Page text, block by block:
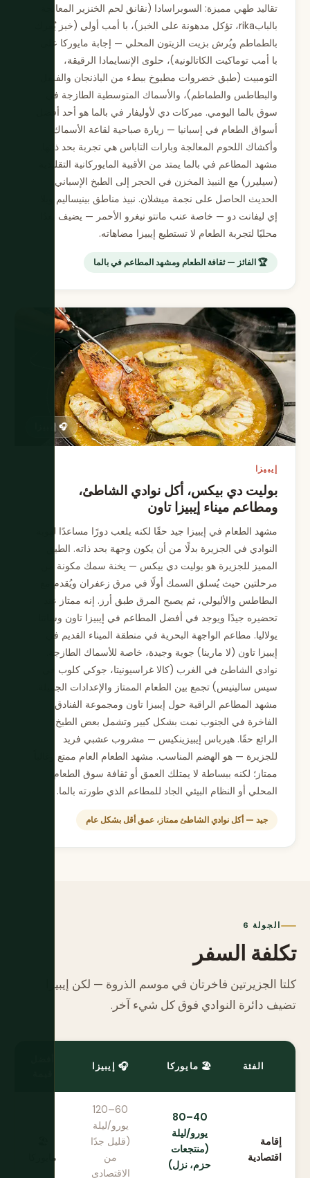
تقاليد طهي مميزة: السوبراسادا (نقانق لحم الخنزير المعالجة
بالبابrika، تؤكل مدهونة على الخبز)، با أمب أولي (خبز يُفرك
بالطماطم ويُرش بزيت الزيتون المحلي — إجابة مايوركا على
با أمب توماكيت الكاتالونية)، حلوى الإنسايمادا الرقيقة،
التومبيت (طبق خضروات مطبوخ ببطء من الباذنجان والفلفل
والبطاطس والطماطم)، والأسماك المتوسطية الطازجة في
سوق بالما اليومي. ميركات دي لأوليفار في بالما هو أحد أفضل
أسواق الطعام في إسبانيا — زيارة صباحية لقاعة الأسماك
وأكشاك اللحوم المعالجة وبارات التاباس هي تجربة بحد ذاتها.
مشهد المطاعم في بالما يمتد من الأقبية المايوركانية التقليدية
(سيليرز) مع النبيذ المخزن في الحجر إلى الطبخ الإسباني
الحديث الحاصل على نجمة ميشلان. نبيذ مناطق بينيساليم وبلا
إي ليفانت دو — خاصة عنب مانتو نيغرو الأحمر — يضيف بعدًا
محليًا لتجربة الطعام لا تستطيع إيبيزا مضاهاته.
🏆 الفائز — ثقافة الطعام ومشهد المطاعم في بالما
🎧 إيبيزا
إيبيزا
بوليت دي بيكس، أكل نوادي الشاطئ،
ومطاعم ميناء إيبيزا تاون
مشهد الطعام في إيبيزا جيد حقًا لكنه يلعب دورًا مساعدًا لهوية
النوادي في الجزيرة بدلًا من أن يكون وجهة بحد ذاته. الطبق
المميز للجزيرة هو بوليت دي بيكس — يخنة سمك مكونة من
مرحلتين حيث يُسلق السمك أولًا في مرق زعفران ويُقدم مع
البطاطس والأليولي، ثم يصبح المرق طبق أرز. إنه ممتاز عند
تحضيره جيدًا ويوجد في أفضل المطاعم في إيبيزا تاون وسانتا
يولاليا. مطاعم الواجهة البحرية في منطقة الميناء القديم في
إيبيزا تاون (لا مارينا) جوية وجيدة، خاصة للأسماك الطازجة.
نوادي الشاطئ في الغرب (كالا غراسيونيتا، جوكي كلوب في
سيس سالينيس) تجمع بين الطعام الممتاز والإعدادات الجميلة.
مشهد المطاعم الراقية حول إيبيزا تاون ومجموعة الفنادق
الفاخرة في الجنوب نمت بشكل كبير وتشمل بعض الطبخ
الرائع حقًا. هيرباس إيبيزينكيس — مشروب عشبي فريد
للجزيرة — هو الهضم المناسب. مشهد الطعام العام ممتع وغالباً
ممتاز؛ لكنه ببساطة لا يمتلك العمق أو ثقافة سوق الطعام
المحلي أو النظام البيئي الجاد للمطاعم الذي طورته بالما.
جيد — أكل نوادي الشاطئ ممتاز، عمق أقل بشكل عام
الجولة 6
تكلفة السفر
كلتا الجزيرتين فاخرتان في موسم الذروة — لكن إيبيزا
تضيف دائرة النوادي فوق كل شيء آخر.
الفئة 🏖️ مايوركا 🎧 إيبيزا
إقامة
اقتصادية
40–80
يورو/ليلة
(منتجعات
حزم، نزل)
60–120
يورو/ليلة
(قليل جدًا
من
الاقتصادي
مايوركا